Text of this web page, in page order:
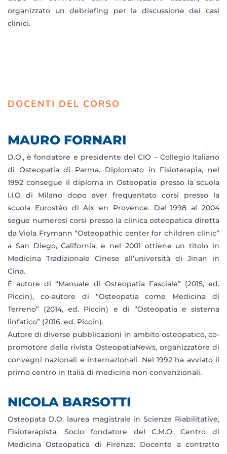
organizzato un debriefing per la discussione dei casi
clinici.
DOCENTI DEL CORSO
MAURO FORNARI
D.O., è fondatore e presidente del CIO – Collegio Italiano
di Osteopatia di Parma. Diplomato in Fisioterapia, nel
1992 consegue il diploma in Osteopatia presso la scuola
I.I.O di Milano dopo aver frequentato corsi presso la
scuola Eurostéo di Aix en Provence. Dal 1998 al 2004
segue numerosi corsi presso la clinica osteopatica diretta
da Viola Frymann “Osteopathic center for children clinic”
a San Diego, California, e nel 2001 ottiene un titolo in
Medicina Tradizionale Cinese all’università di Jinan in
Cina.
È autore di “Manuale di Osteopatia Fasciale” (2015, ed.
Piccin), co-autore di “Osteopatia come Medicina di
Terreno” (2014, ed. Piccin) e di “Osteopatia e sistema
linfatico” (2016, ed. Piccin).
Autore di diverse pubblicazioni in ambito osteopatico, co-
promotore della rivista OsteopatiaNews, organizzatore di
convegni nazionali e internazionali. Nel 1992 ha avviato il
primo centro in Italia di medicine non convenzionali.
NICOLA BARSOTTI
Osteopata D.O. laurea magistrale in Scienze Riabilitative,
Fisioterapista. Socio fondatore del C.M.O. Centro di
Medicina Osteopatica di Firenze. Docente a contratto